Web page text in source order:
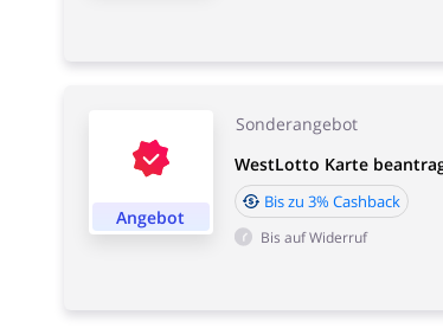
Angebot
Sonderangebot
WestLotto Karte
Bis zu 3% Cashback
Bis auf Widerruf